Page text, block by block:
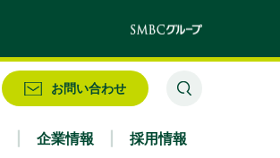
お問い合わせ
企業情報 採用情報